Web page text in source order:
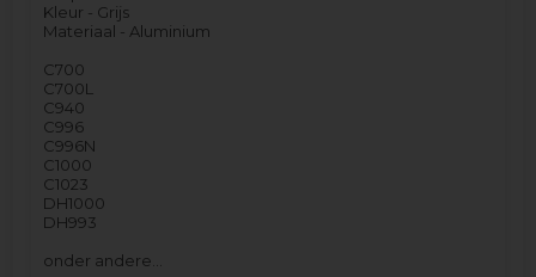
Kleur - Grijs
Materiaal - Aluminium
C700
C700L
C940
C996
C996N
C1000
C1023
DH1000
DH993
onder andere…